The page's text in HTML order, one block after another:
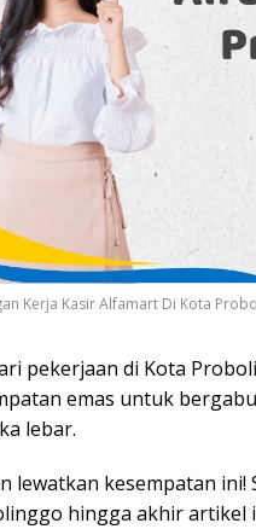
Kerja Kasir Alfamart Di Kota
pekerjaan di Kota
emas untuk
lebar.
lewatkan kesempatan
hingga akhir artikel